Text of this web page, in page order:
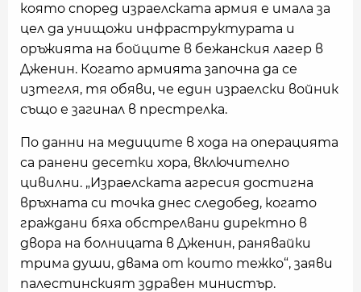
която според израелската армия е имала за
цел да унищожи инфраструктурата и
оръжията на бойците в бежанския лагер в
Дженин. Когато армията започна да се
изтегля, тя обяви, че един израелски войник
също е загинал в престрелка.
По данни на медиците в хода на операцията
са ранени десетки хора, включително
цивилни. „Израелската агресия достигна
връхната си точка днес следобед, когато
граждани бяха обстрелвани директно в
двора на болницата в Дженин, ранявайки
трима души, двама от които тежко“, заяви
палестинският здравен министър.